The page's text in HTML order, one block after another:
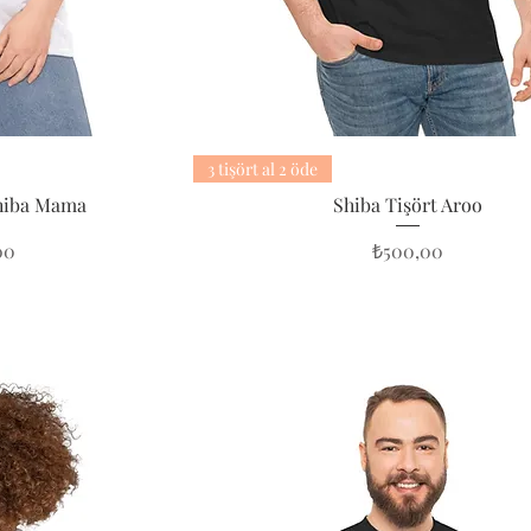
Mama
3 tişört al 2 öde
Shiba Tişört Aroo
Fiyat
₺500,00